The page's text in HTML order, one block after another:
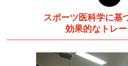
スポーツ医科学に基
効果的なトレ